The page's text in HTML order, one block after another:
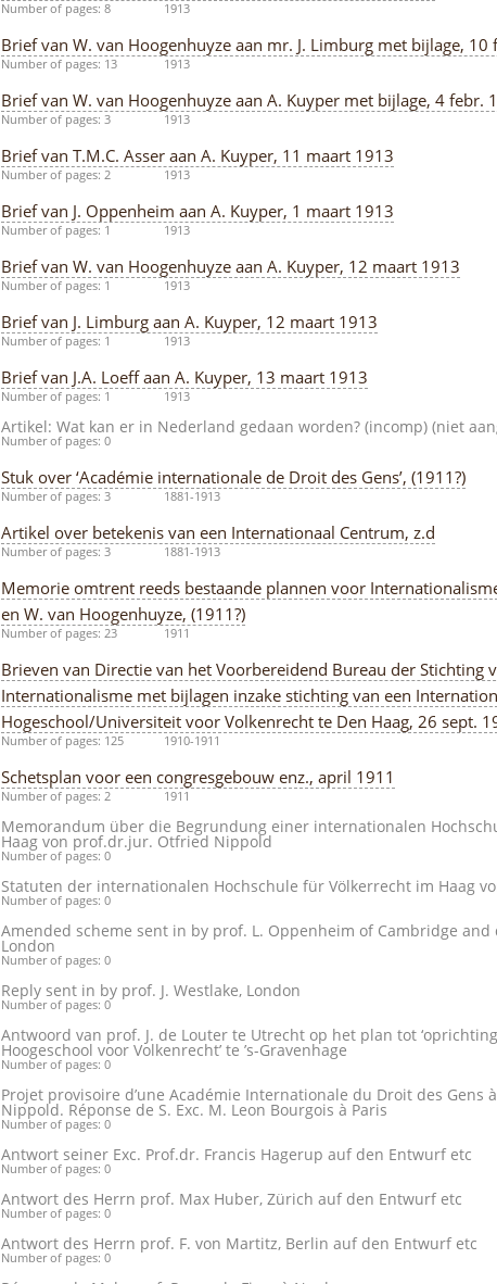
Number of pages: 8 1913
Brief van W. van Hoogenhuyze aan mr. J. Limburg met bijlage, 10
Number of pages: 13 1913
Brief van W. van Hoogenhuyze aan A. Kuyper met bijlage, 4 febr.
Number of pages: 3 1913
Brief van T.M.C. Asser aan A. Kuyper, 11 maart 1913
Number of pages: 2 1913
Brief van J. Oppenheim aan A. Kuyper, 1 maart 1913
Number of pages: 1 1913
Brief van W. van Hoogenhuyze aan A. Kuyper, 12 maart 1913
Number of pages: 1 1913
Brief van J. Limburg aan A. Kuyper, 12 maart 1913
Number of pages: 1 1913
Brief van J.A. Loeff aan A. Kuyper, 13 maart 1913
Number of pages: 1 1913
Artikel: Wat kan er in Nederland gedaan worden? (incomp) (niet
Number of pages: 0
Stuk over ‘Académie internationale de Droit des Gens’, (1911?)
Number of pages: 3 1881-1913
Artikel over betekenis van een Internationaal Centrum, z.d
Number of pages: 3 1881-1913
Memorie omtrent reeds bestaande plannen voor
en W. van Hoogenhuyze, (1911?)
Number of pages: 23 1911
Brieven van Directie van het Voorbereidend Bureau der Stichting
Internationalisme met bijlagen inzake stichting van een
Hogeschool/Universiteit voor Volkenrecht te Den Haag, 26 sept.
Number of pages: 125 1910-1911
Schetsplan voor een congresgebouw enz., april 1911
Number of pages: 2 1911
Memorandum über die Begrundung einer internationalen
Haag von prof.dr.jur. Otfried Nippold
Number of pages: 0
Statuten der internationalen Hochschule für Völkerrecht im Haag
Number of pages: 0
Amended scheme sent in by prof. L. Oppenheim of Cambridge and
London
Number of pages: 0
Reply sent in by prof. J. Westlake, London
Number of pages: 0
Antwoord van prof. J. de Louter te Utrecht op het plan tot
Hoogeschool voor Volkenrecht’ te ’s-Gravenhage
Number of pages: 0
Projet provisoire d’une Académie Internationale du Droit des Gens
Nippold. Réponse de S. Exc. M. Leon Bourgois à Paris
Number of pages: 0
Antwort seiner Exc. Prof.dr. Francis Hagerup auf den Entwurf etc
Number of pages: 0
Antwort des Herrn prof. Max Huber, Zürich auf den Entwurf etc
Number of pages: 0
Antwort des Herrn prof. F. von Martitz, Berlin auf den Entwurf etc
Number of pages: 0